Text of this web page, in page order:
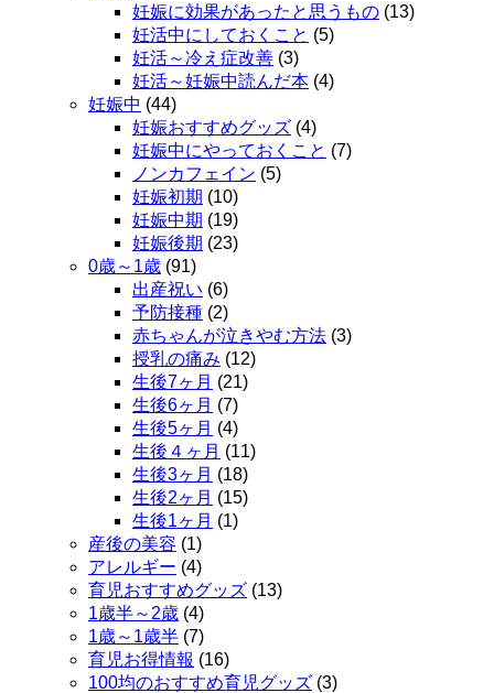
妊娠に効果があったと思うもの (13)
妊活中にしておくこと (5)
妊活～冷え症改善 (3)
妊活～妊娠中読んだ本 (4)
妊娠中 (44)
妊娠おすすめグッズ (4)
妊娠中にやっておくこと (7)
ノンカフェイン (5)
妊娠初期 (10)
妊娠中期 (19)
妊娠後期 (23)
0歳～1歳 (91)
出産祝い (6)
予防接種 (2)
赤ちゃんが泣きやむ方法 (3)
授乳の痛み (12)
生後7ヶ月 (21)
生後6ヶ月 (7)
生後5ヶ月 (4)
生後４ヶ月 (11)
生後3ヶ月 (18)
生後2ヶ月 (15)
生後1ヶ月 (1)
産後の美容 (1)
アレルギー (4)
育児おすすめグッズ (13)
1歳半～2歳 (4)
1歳～1歳半 (7)
育児お得情報 (16)
100均のおすすめ育児グッズ (3)